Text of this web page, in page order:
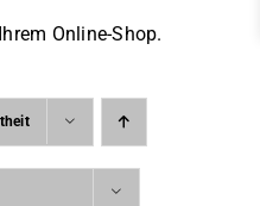
Online-Shop.